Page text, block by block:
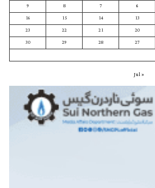
6
7
8
9
13
14
15
16
20
21
22
23
27
28
29
30
« Jul